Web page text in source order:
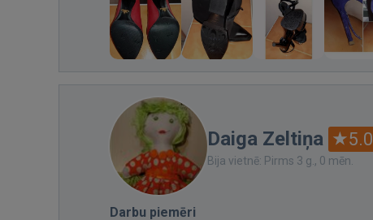
Daiga Zeltiņa 5.0
Bija vietnē: Pirms 3 g., 0 mēn.
Darbu piemēri